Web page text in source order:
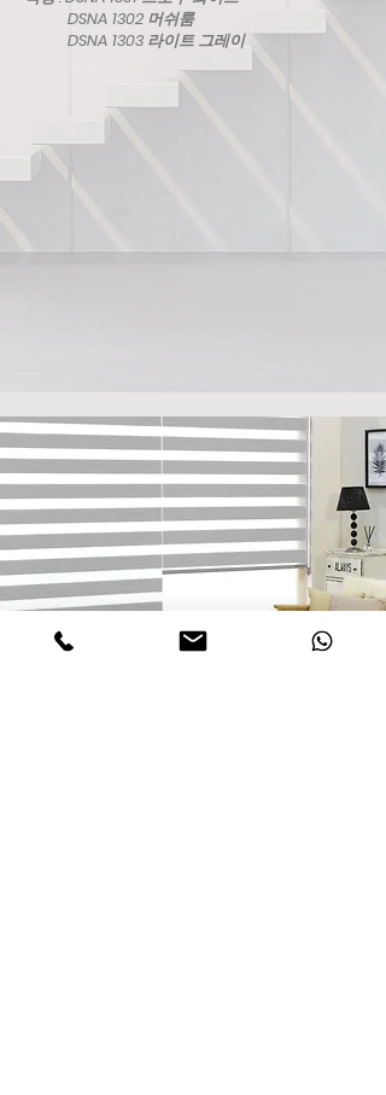
DSNA 1302 머쉬룸
DSNA 1303 라이트 그레이